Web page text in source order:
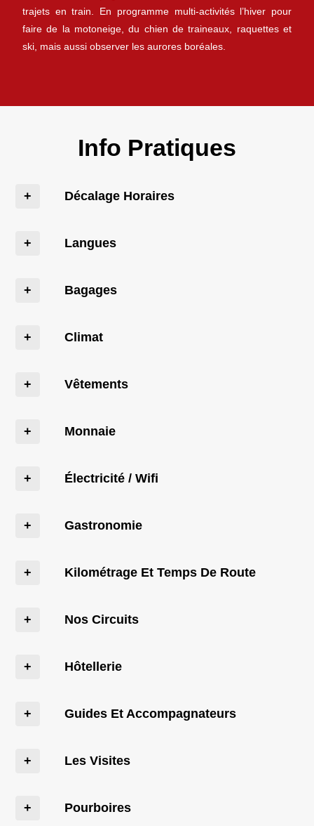
trajets en train. En programme multi-activités l’hiver pour
faire de la motoneige, du chien de traineaux, raquettes et
ski, mais aussi observer les aurores boréales.
Info Pratiques
Décalage Horaires
Langues
Bagages
Climat
Vêtements
Monnaie
Électricité / Wifi
Gastronomie
Kilométrage Et Temps De Route
Nos Circuits
Hôtellerie
Guides Et Accompagnateurs
Les Visites
Pourboires